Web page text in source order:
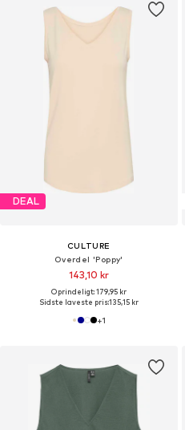
DEAL
CULTURE
Overdel 'Poppy'
143,10 kr
Oprindeligt: 179,95 kr
Sidste laveste pris:135,15 kr
+1